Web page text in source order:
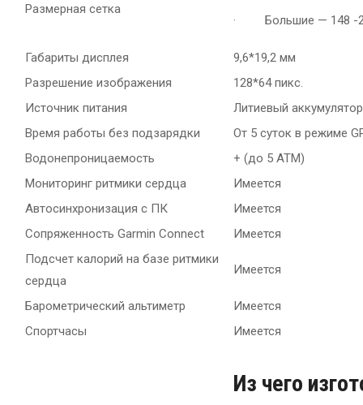
Размерная сетка
· Большие — 148 -
Габариты дисплея
9,6*19,2 мм
Разрешение изображения
128*64 пикс.
Источник питания
Литиевый
Время работы без подзарядки
От 5 суток в режиме
Водонепроницаемость
+ (до 5 АТМ)
Мониторинг ритмики сердца
Имеется
Автосинхронизация с ПК
Имеется
Сопряженность Garmin Connect
Имеется
Подсчет калорий на базе ритмики
сердца
Имеется
Барометрический альтиметр
Имеется
Спортчасы
Имеется
Из чего